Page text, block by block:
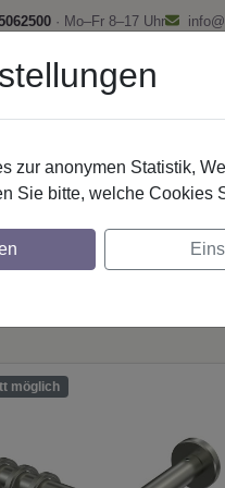
· Mo–Fr 8–17 Uhr
Gardinenstangen
möglich
zur anonymen Statistik,
Sie bitte, welche Cookies